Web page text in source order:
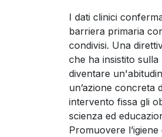
I dati clinici
barriera primaria
condivisi. Una
che ha insistito
diventare
un’azione concreta
intervento fissa gli
scienza ed
Promuovere